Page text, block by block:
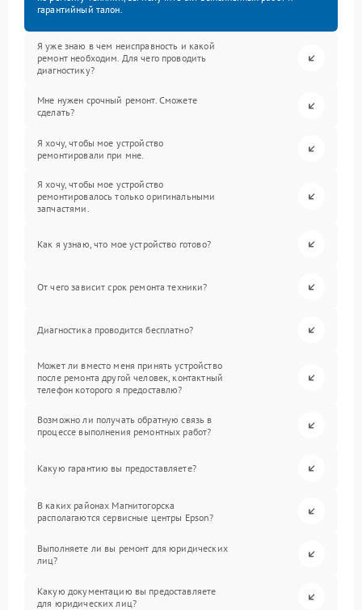
гарантийный талон.
Я уже знаю в чем неисправность и какой
ремонт необходим. Для чего проводить
диагностику?
Мне нужен срочный ремонт. Сможете
сделать?
Я хочу, чтобы мое устройство
ремонтировали при мне.
Я хочу, чтобы мое устройство
ремонтировалось только оригинальными
запчастями.
Как я узнаю, что мое устройство готово?
От чего зависит срок ремонта техники?
Диагностика проводится бесплатно?
Может ли вместо меня принять устройство
после ремонта другой человек, контактный
телефон которого я предоставлю?
Возможно ли получать обратную связь в
процессе выполнения ремонтных работ?
Какую гарантию вы предоставляете?
В каких районах Магнитогорска
располагаются сервисные центры Epson?
Выполняете ли вы ремонт для юридических
лиц?
Какую документацию вы предоставляете
для юридических лиц?